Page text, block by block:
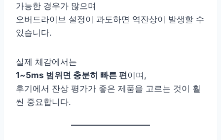
가능한 경우가 많으며
오버드라이브 설정이 과도하면 역잔상이 발생할 수
있습니다.
실제 체감에서는
1~5ms 범위면 충분히 빠른 편이며,
후기에서 잔상 평가가 좋은 제품을 고르는 것이 훨
씬 중요합니다.